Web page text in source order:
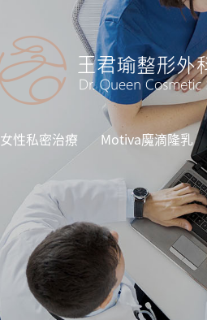
女性私密治療 Motiva魔滴隆乳